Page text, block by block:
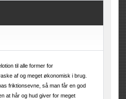
til alle former for
af og meget økonomisk i brug.
friktionsevne, så man får en god
at hår og hud giver for meget